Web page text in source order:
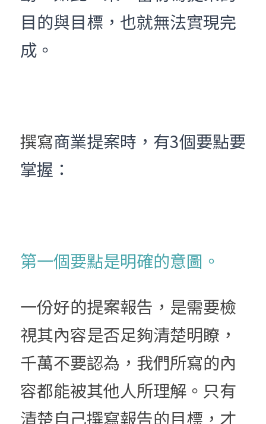
目的與目標，也就無法實現完
成。
撰寫商業提案時，有3個要點要
掌握：
第一個要點是明確的意圖。
一份好的提案報告，是需要檢
視其內容是否足夠清楚明瞭，
千萬不要認為，我們所寫的內
容都能被其他人所理解。只有
清楚自己撰寫報告的目標，才